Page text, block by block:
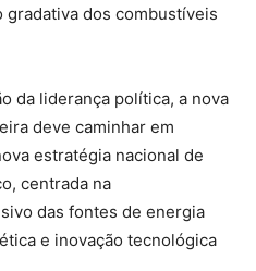
dos combustíveis
da liderança política, a nova
deve caminhar em
estratégia nacional de
centrada na
das fontes de energia
e inovação tecnológica